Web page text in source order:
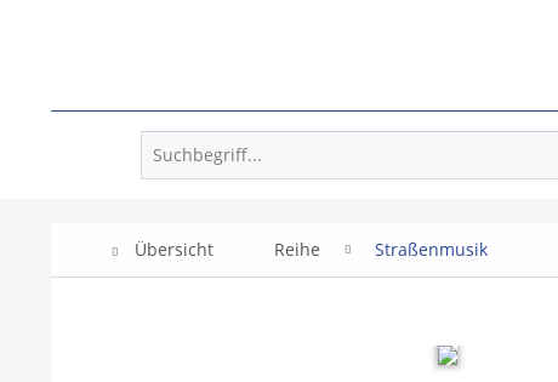
Übersicht Reihe Straßenmusik